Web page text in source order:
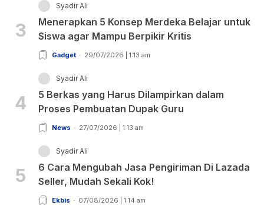
3
Syadir Ali
Menerapkan 5 Konsep Merdeka Belajar untuk
Siswa agar Mampu Berpikir Kritis
Gadget 29/07/2026 | 1:13 am
4
Syadir Ali
5 Berkas yang Harus Dilampirkan dalam
Proses Pembuatan Dupak Guru
News 27/07/2026 | 1:13 am
5
Syadir Ali
6 Cara Mengubah Jasa Pengiriman Di Lazada
Seller, Mudah Sekali Kok!
Ekbis 07/08/2026 | 1:14 am